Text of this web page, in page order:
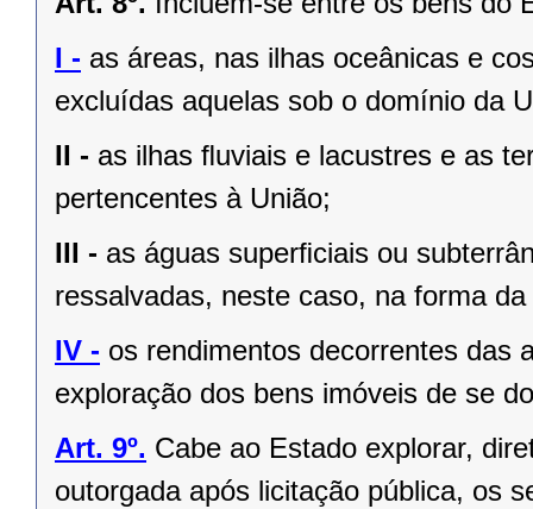
I - as áreas, nas ilhas oceânicas e
excluídas aquelas sob o domínio da
II - as ilhas ﬂuviais e lacustres e as
pertencentes à União;
III - as águas superﬁciais ou
ressalvadas, neste caso, na forma
IV - os rendimentos decorrentes das
exploração dos bens imóveis de se
Art. 9º. Cabe ao Estado explorar,
outorgada após licitação pública, os